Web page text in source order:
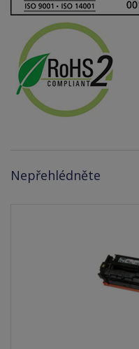
Nepřehlédněte